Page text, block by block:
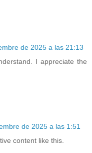
de 2025 a las 21:13
I appreciate the
de 2025 a las 1:51
content like this.